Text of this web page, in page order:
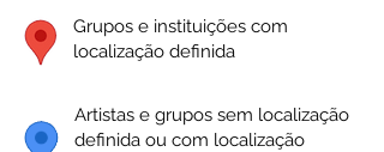
Grupos e instituições com
localização definida
Artistas e grupos sem localização
definida ou com localização